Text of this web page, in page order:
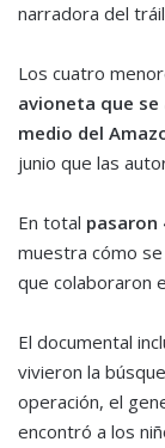
narradora del
Los cuatro
avioneta que se
medio del
junio que las
En total pasaron
muestra cómo
que colaboraron
El documental
vivieron la
operación, el
encontró a los